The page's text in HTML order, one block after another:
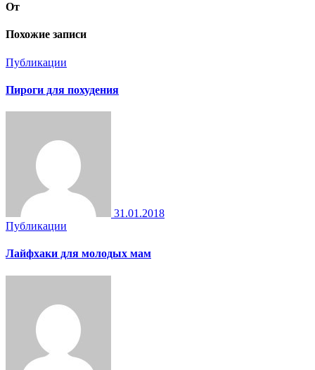
От
Похожие записи
Публикации
Пироги для похудения
31.01.2018
Публикации
Лайфхаки для молодых мам